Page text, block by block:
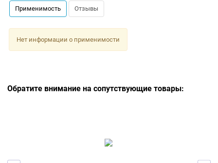
Применимость Отзывы
Нет информации о применимости
Обратите внимание на сопутствующие товары: